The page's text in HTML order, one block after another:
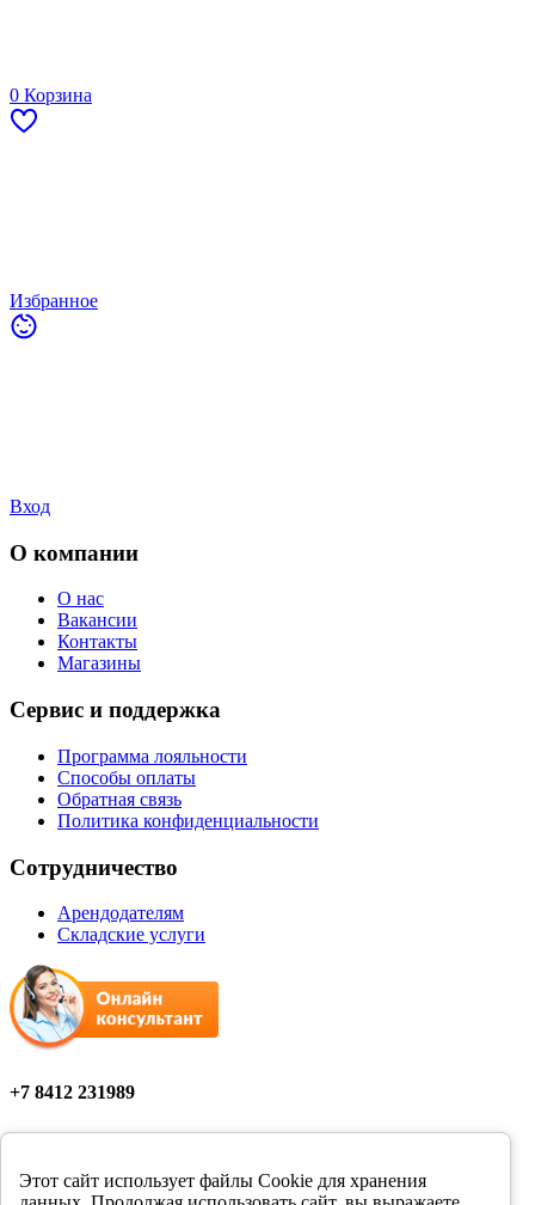
Этот сайт использует файлы Cookie для хранения
0 Корзина
Избранное
Вход
О компании
О нас
Вакансии
Контакты
Магазины
Сервис и поддержка
Программа лояльности
Способы оплаты
Обратная связь
Политика конфиденциальности
Сотрудничество
Арендодателям
Складские услуги
+7 8412 231989
Мы в соцсетях